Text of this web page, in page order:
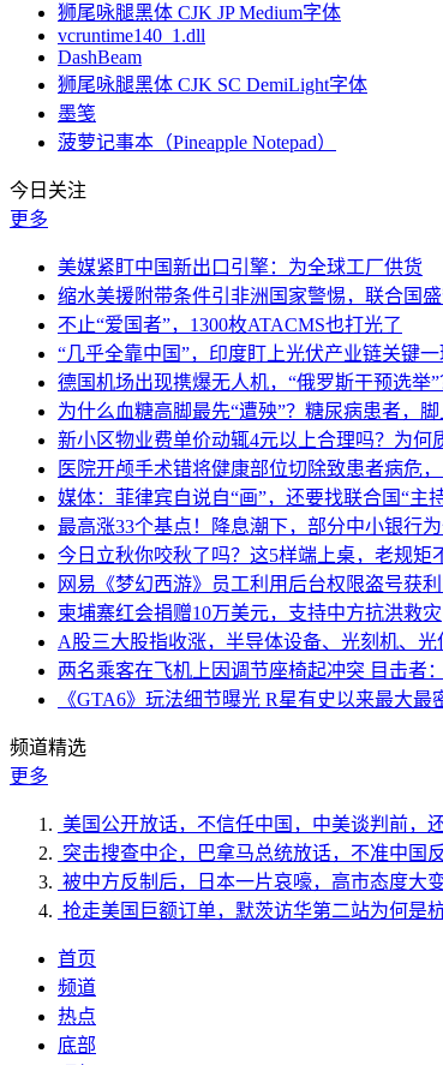
狮尾咏腿黑体 CJK JP Medium字体
vcruntime140_1.dll
DashBeam
狮尾咏腿黑体 CJK SC DemiLight字体
墨笺
菠萝记事本（Pineapple Notepad）
今日关注
更多
美媒紧盯中国新出口引擎：为全球工厂供货
缩水美援附带条件引非洲国家警惕，联合国
不止“爱国者”，1300枚ATACMS也打光了
“几乎全靠中国”，印度盯上光伏产业链关键一
德国机场出现携爆无人机，“俄罗斯干预选举”
为什么血糖高脚最先“遭殃”？糖尿病患者，
新小区物业费单价动辄4元以上合理吗？为何
医院开颅手术错将健康部位切除致患者病危
媒体：菲律宾自说自“画”，还要找联合国“主
最高涨33个基点！降息潮下，部分中小银行
今日立秋你咬秋了吗？这5样端上桌，老规矩
网易《梦幻西游》员工利用后台权限盗号获
柬埔寨红会捐赠10万美元，支持中方抗洪救灾
A股三大股指收涨，半导体设备、光刻机、光
两名乘客在飞机上因调节座椅起冲突 目击者
《GTA6》玩法细节曝光 R星有史以来最大最
频道精选
更多
美国公开放话，不信任中国，中美谈判前，
突击搜查中企，巴拿马总统放话，不准中国
被中方反制后，日本一片哀嚎，高市态度大
抢走美国巨额订单，默茨访华第二站为何是
首页
频道
热点
底部